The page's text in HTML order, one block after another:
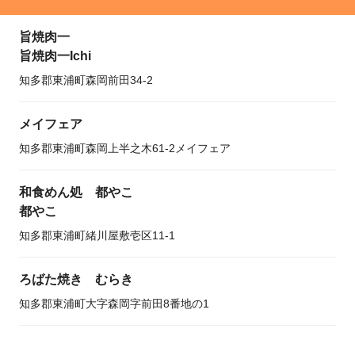
旨焼肉一
旨焼肉一Ichi
知多郡東浦町森岡前田34-2
メイフェア
知多郡東浦町森岡上半之木61-2メイフェア
和食めん処 都やこ
都やこ
知多郡東浦町緒川屋敷壱区11-1
ろばた焼き むらき
知多郡東浦町大字森岡字前田8番地の1